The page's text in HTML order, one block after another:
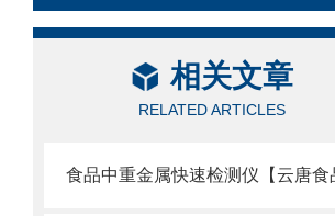
相关文章
RELATED ARTICLES